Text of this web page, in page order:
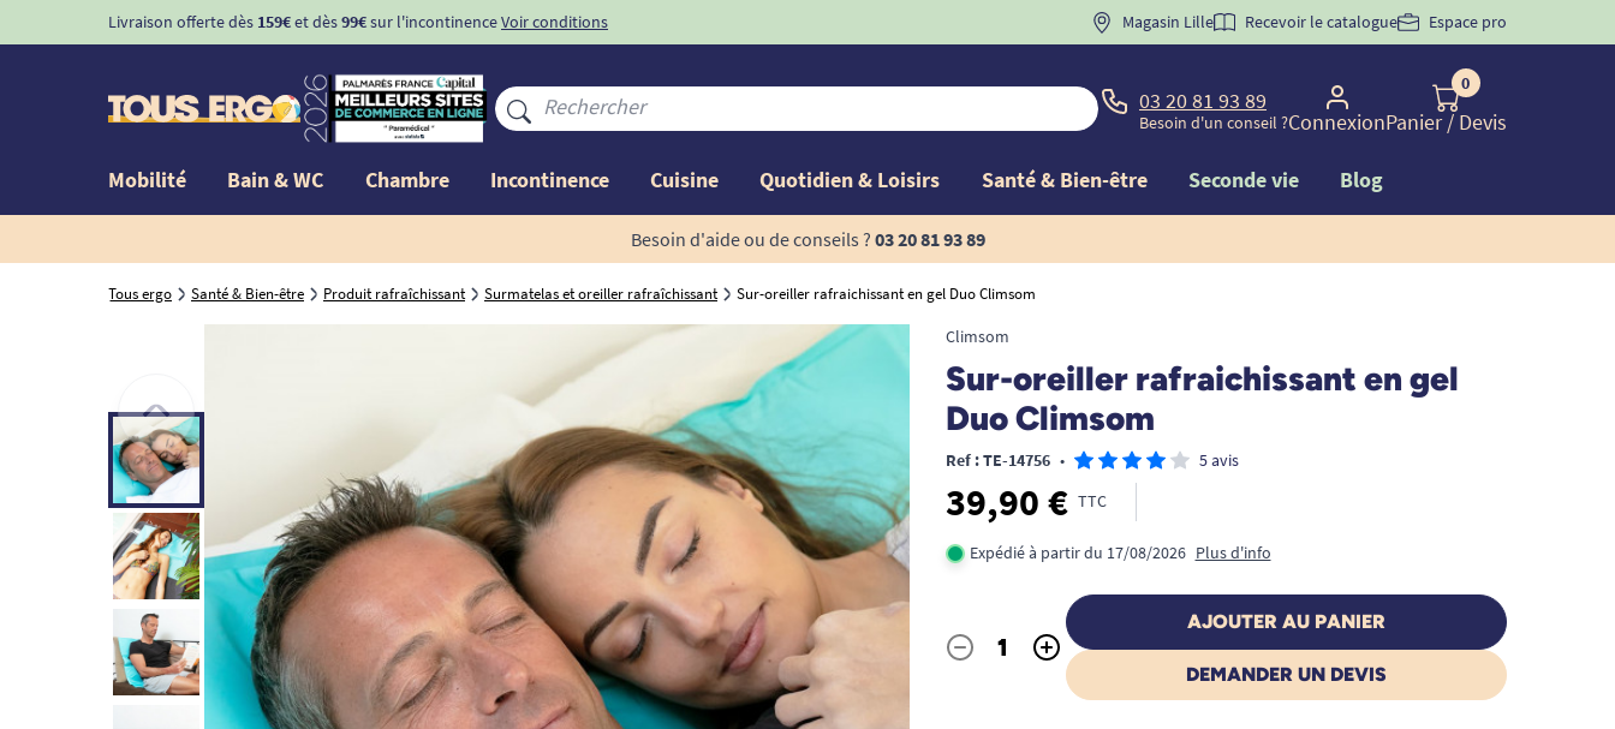
Livraison offerte dès 159€et dès99€sur l'incontinenceVoir conditions BIENVENUE" pourla 1ère commande d'incontinence
Magasin Lille Recevoir le catalogue Espace pro
03 20 81 93 89
Besoin d'un conseil ?Connexion
0
Panier/ Devis
Mobilité Bain & WC Chambre Incontinence Cuisine Quotidien & Loisirs Santé & Bien-être Seconde vie Blog
Besoin d'aide ou de conseils ? 03 20 81 93 89
Tous ergo Santé & Bien-être Produit rafraîchissant Surmatelas et oreiller rafraîchissant Sur-oreiller rafraichissant en gel Duo Climsom
Climsom
Sur-oreiller rafraichissant en gel
Duo Climsom
Ref : TE-14756 • 5 avis
39,90 € TTC
Expédié à partir du 17/08/2026 Plus d'info
Quantité
- +
AJOUTER AU PANIER
DEMANDER UN DEVIS